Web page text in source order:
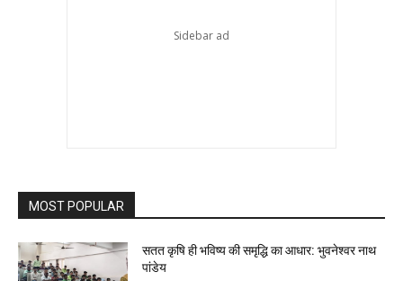
MOST POPULAR
सतत कृषि ही भविष्य की समृद्धि का आधार: भुवनेश्वर नाथ
पांडेय